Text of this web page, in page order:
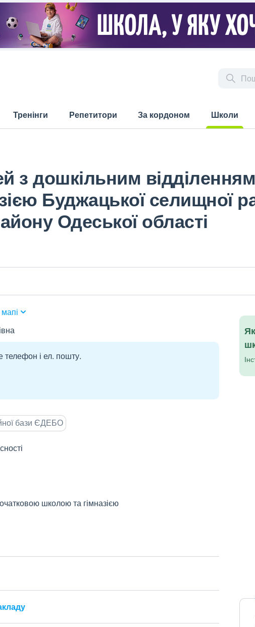
Тренінги Репетитори За кордоном
Школи
з дошкільним
Буджацької селищної
Одеської області
телефон і ел. пошту.
бази ЄДЕБО
школою та гімназією